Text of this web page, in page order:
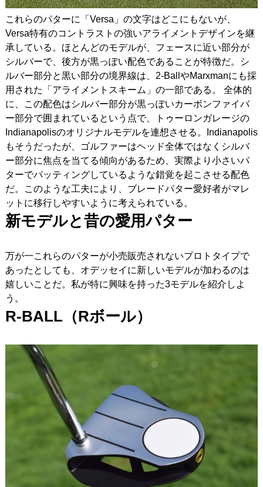
これらのパターに「Versa」の文字はどこにもないが、
Versa特有のコントラストの強いアライメントデザインを継
承している。ほとんどのモデルが、フェースに近い部分が
シルバーで、後方が黒っぽい配色であることが特徴だ。シ
ルバー部分と黒い部分の境界線は、2-BallやMarxmanにも採
用された「アライメントスキーム」の一部である。 全体的
に、この配色はシルバー部分が黒っぽいカーボンファイバ
ー部分で囲まれているという点で、トゥーロンガレージの
Indianapolisのオリジナルモデルを連想させる。Indianapolis
もそうだったが、ゴルファーはヘッド全体ではなくシルバ
ー部分に焦点を当てる傾向があるため、実際より小さいパ
ターでパッティングしているような錯覚を起こさせる配色
だ。このような工夫により、ブレードパター愛好者がマレ
ットに移行しやすいように考えられている。
新モデルと昔の愛用パター
万が一これらのパターが小売販売されないプロトタイプで
あったとしても、オデッセイに新しいモデルが加わるのは
嬉しいことだ。私が特に興味を持った3モデルを紹介しよ
う。
R-BALL （Rボール）